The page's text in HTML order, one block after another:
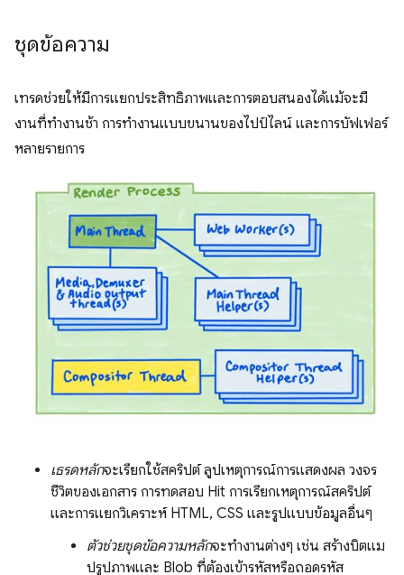
ชุดข้อความ
เทรดช่วยให้มีการแยกประสิทธิภาพและการตอบสนองได้แม้จะมี
งานที่ทำงานช้า การทำงานแบบขนานของไปป์ไลน์ และการบัฟเฟอร์
หลายรายการ
เธรดหลักจะเรียกใช้สคริปต์ ลูปเหตุการณ์การแสดงผล วงจร
ชีวิตของเอกสาร การทดสอบ Hit การเรียกเหตุการณ์สคริปต์
และการแยกวิเคราะห์ HTML, CSS และรูปแบบข้อมูลอื่นๆ
ตัวช่วยชุดข้อความหลักจะทำงานต่างๆ เช่น สร้างบิตแม
ปรูปภาพและ Blob ที่ต้องเข้ารหัสหรือถอดรหัส